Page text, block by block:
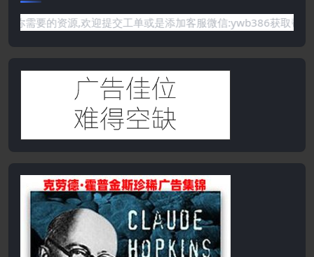
要的资源,欢迎提交工单或是添加客服微信:ywb386获取帮助！